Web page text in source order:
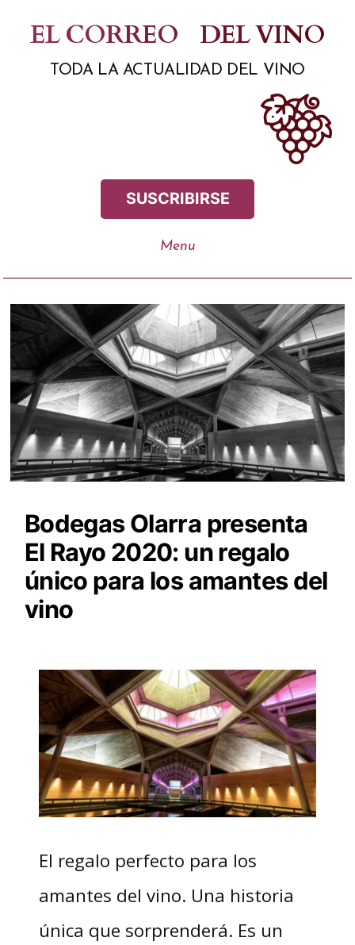
contenido
EL CORREO DEL VINO
TODA LA ACTUALIDAD DEL VINO
SUSCRIBIRSE
Bodegas Olarra presenta
El Rayo 2020: un regalo
único para los amantes del
vino
El regalo perfecto para los
amantes del vino. Una historia
única que sorprenderá. Es un